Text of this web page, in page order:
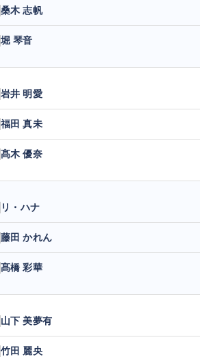
桑木 志帆
堀 琴音
岩井 明愛
福田 真未
髙木 優奈
リ・ハナ
藤田 かれん
髙橋 彩華
山下 美夢有
竹田 麗央